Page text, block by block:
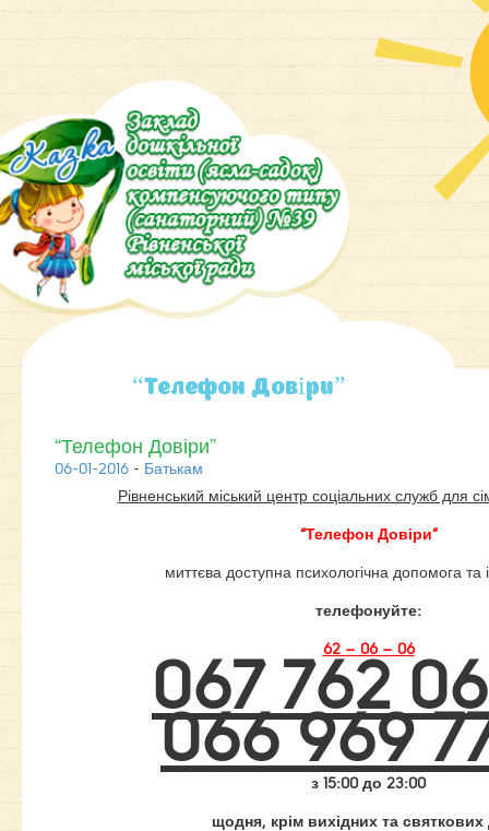
“Телефон Довіри”
“Телефон Довіри”
06-01-2016 - Батькам
Рівненський міський центр соціальних служб для
“Телефон Довіри”
миттєва доступна психологічна допомога та
телефонуйте:
62 – 06 – 06
067 762
066 969
з 15:00 до 23:00
щодня, крім вихідних та святкових